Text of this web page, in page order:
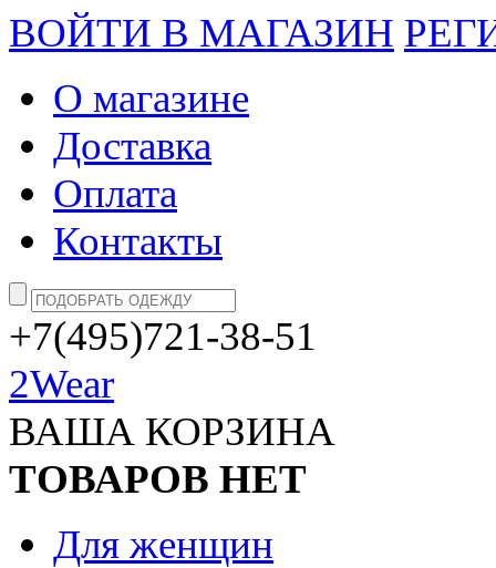
ВОЙТИ В МАГАЗИН
О магазине
Доставка
Оплата
Контакты
+7(495)721-38-51
2Wear
ВАША КОРЗИНА
ТОВАРОВ НЕТ
Для женщин